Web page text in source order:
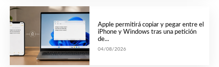
Apple permitirá copiar y pegar entre el
iPhone y Windows tras una petición
de...
04/08/2026